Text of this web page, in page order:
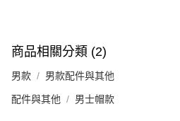
商品相關分類 (2)
男款 男款配件與其他
配件與其他 男士帽款